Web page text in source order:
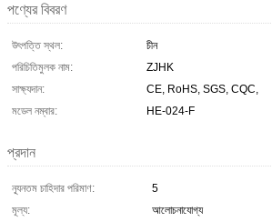
পণ্যের বিবরণ
উৎপত্তি স্থল:
চীন
পরিচিতিমুলক নাম:
ZJHK
সাক্ষ্যদান:
CE, RoHS, SGS, CQC,
মডেল নম্বার:
HE-024-F
প্রদান
ন্যূনতম চাহিদার পরিমাণ:
5
মূল্য:
আলোচনাযোগ্য